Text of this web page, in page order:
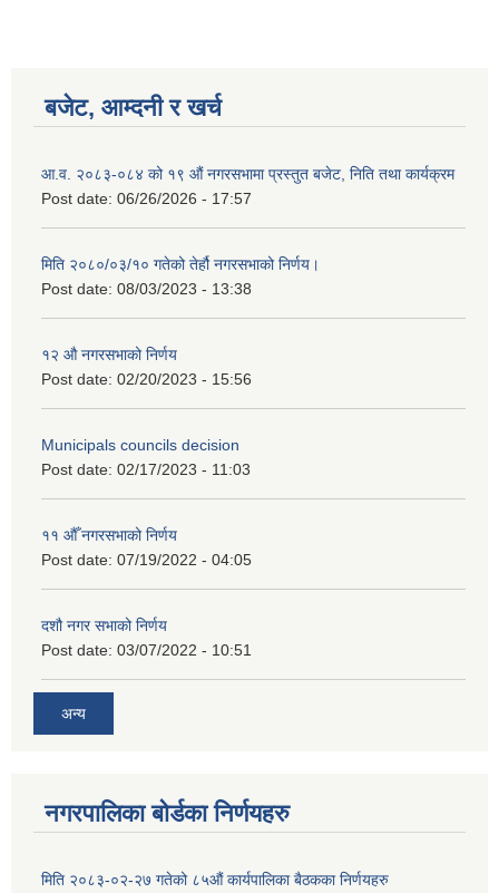
बजेट, आम्दनी र खर्च
आ.व. २०८३-०८४ को १९ औं नगरसभामा प्रस्तुत बजेट, निति तथा कार्यक्रम
Post date: 06/26/2026 - 17:57
मिति २०८०/०३/१० गतेको तेर्हौ नगरसभाको निर्णय।
Post date: 08/03/2023 - 13:38
१२ औ नगरसभाको निर्णय
Post date: 02/20/2023 - 15:56
Municipals councils decision
Post date: 02/17/2023 - 11:03
११ ‌औँ नगरसभाको निर्णय
Post date: 07/19/2022 - 04:05
दशौ नगर सभाको निर्णय
Post date: 03/07/2022 - 10:51
अन्य
नगरपालिका बोर्डका निर्णयहरु
मिति २०८३-०२-२७ गतेको ८५औं कार्यपालिका बैठकका निर्णयहरु